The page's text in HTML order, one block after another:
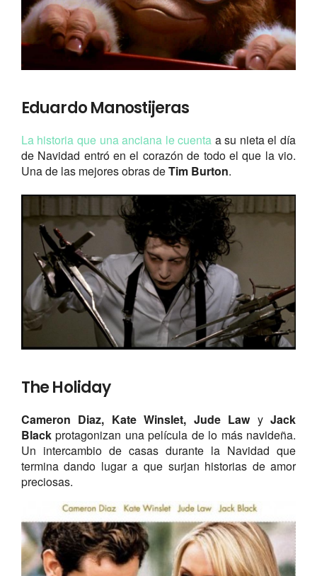
Eduardo Manostijeras
La historia que una anciana le cuenta a su nieta el día
de Navidad entró en el corazón de todo el que la vio.
Una de las mejores obras deTim Burton.
The Holiday
Cameron Diaz, Kate Winslet, Jude Law yJack
Blackprotagonizan una película de lo más navideña.
Un intercambio de casas durante la Navidad que
termina dando lugar a que surjan historias de amor
preciosas.